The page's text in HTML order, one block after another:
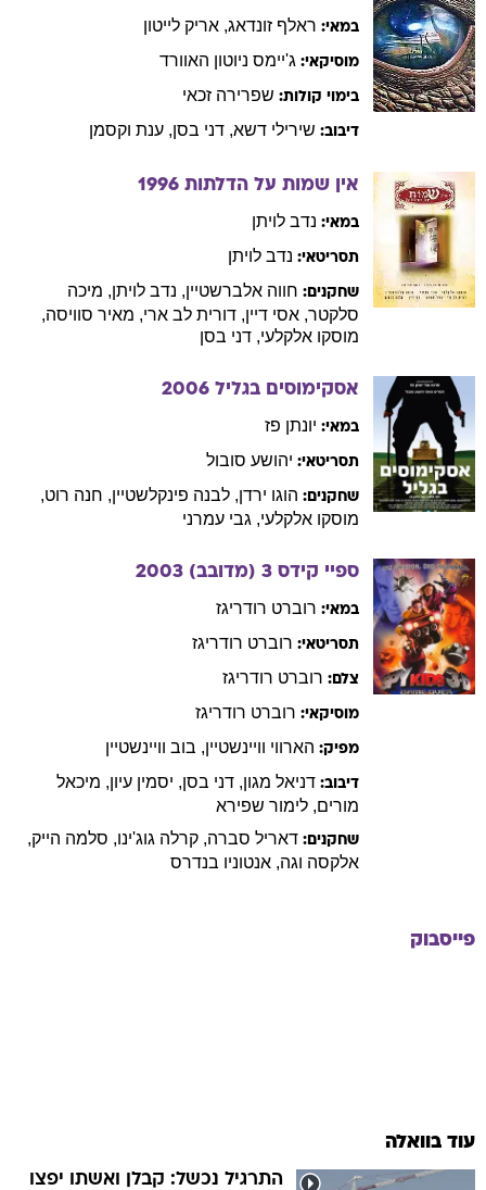
במאי: ראלף זונדאג, אריק לייטון
מוסיקאי: ג'יימס ניוטון האוורד
בימוי קולות: שפרירה זכאי
דיבוב: שירילי דשא, דני בסן, ענת וקסמן
אין שמות על הדלתות 1996
במאי: נדב לויתן
תסריטאי: נדב לויתן
שחקנים: חווה אלברשטיין, נדב לויתן, מיכה
סלקטר, אסי דיין, דורית לב ארי, מאיר סוויסה,
מוסקו אלקלעי, דני בסן
אסקימוסים בגליל 2006
במאי: יונתן פז
תסריטאי: יהושע סובול
שחקנים: הוגו ירדן, לבנה פינקלשטיין, חנה רוט,
מוסקו אלקלעי, גבי עמרני
ספיי קידס 3 (מדובב) 2003
במאי: רוברט רודריגז
תסריטאי: רוברט רודריגז
צלם: רוברט רודריגז
מוסיקאי: רוברט רודריגז
מפיק: הארווי וויינשטיין, בוב וויינשטיין
דיבוב: דניאל מגון, דני בסן, יסמין עיון, מיכאל
מורים, לימור שפירא
שחקנים: דאריל סברה, קרלה גוג'ינו, סלמה הייק,
אלקסה וגה, אנטוניו בנדרס
פייסבוק
עוד בוואלה
התרגיל נכשל: קבלן ואשתו יפצו